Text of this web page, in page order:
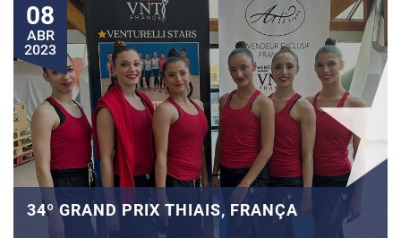
08
ABR
2023
34º GRAND PRIX THIAIS, FRANÇA